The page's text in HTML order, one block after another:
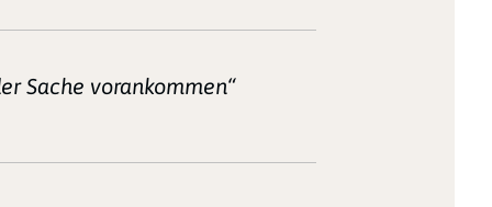
Sache vorankommen“